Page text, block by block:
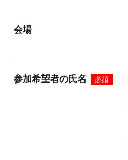
会場
参加希望者の氏名 必須